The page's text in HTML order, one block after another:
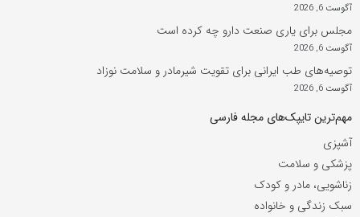
آگوست 6, 2026
مجلس برای یاری صنعت دارو چه کرده است
آگوست 6, 2026
توصیه‌های طب ایرانی برای تقویت شیرمادر و سلامت نوزاد
آگوست 6, 2026
مهم‌ترین تایپک‌های مجله فارسی
آشپزی
پزشکی و سلامت
زناشویی، مادر و کودک
سبک زندگی و خانواده